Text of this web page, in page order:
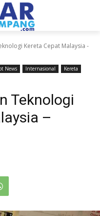
Kereta Cepat Malaysia -
News Internasional
Kereta
Teknologi
–